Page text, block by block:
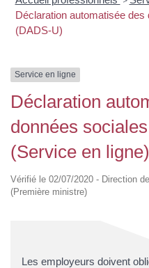
Déclaration automatisée
(DADS-U)
Service en ligne
Déclaration
données
(Service en ligne)
Vérifié le 02/07/2020 - Direction
(Première ministre)
Les employeurs doivent